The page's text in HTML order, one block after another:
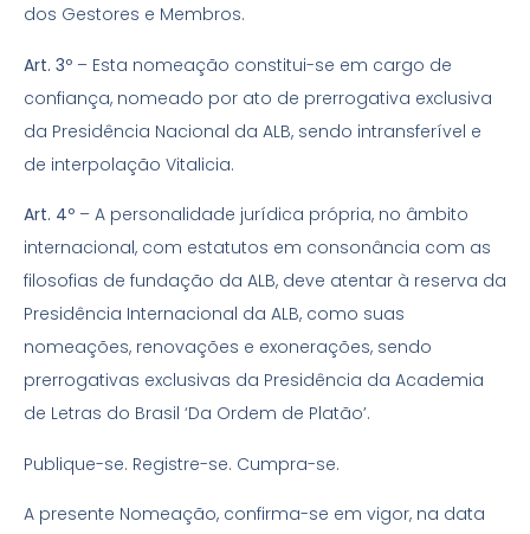
dos Gestores e Membros.
Art. 3º – Esta nomeação constitui-se em cargo de
confiança, nomeado por ato de prerrogativa exclusiva
da Presidência Nacional da ALB, sendo intransferível e
de interpolação Vitalicia.
Art. 4º – A personalidade jurídica própria, no âmbito
internacional, com estatutos em consonância com as
filosofias de fundação da ALB, deve atentar à reserva da
Presidência Internacional da ALB, como suas
nomeações, renovações e exonerações, sendo
prerrogativas exclusivas da Presidência da Academia
de Letras do Brasil ‘Da Ordem de Platão’.
Publique-se. Registre-se. Cumpra-se.
A presente Nomeação, confirma-se em vigor, na data